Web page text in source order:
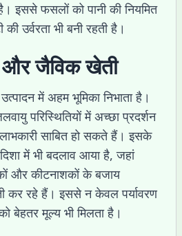
इससे फसलों को पानी की नियमित
उर्वरता भी बनी रहती है।
जैविक खेती
में अहम भूमिका निभाता है।
परिस्थितियों में अच्छा प्रदर्शन
साबित हो सकते हैं। इसके
में भी बदलाव आया है, जहां
और कीटनाशकों के बजाय
कर रहे हैं। इससे न केवल पर्यावरण
बेहतर मूल्य भी मिलता है।